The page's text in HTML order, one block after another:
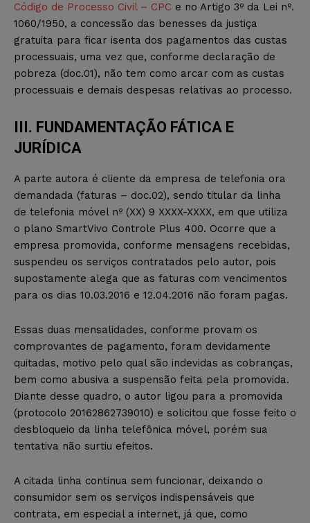
Código de Processo Civil – CPC e no Artigo 3º da Lei nº.
1060/1950, a concessão das benesses da justiça
gratuita para ficar isenta dos pagamentos das custas
processuais, uma vez que, conforme declaração de
pobreza (doc.01), não tem como arcar com as custas
processuais e demais despesas relativas ao processo.
III. FUNDAMENTAÇÃO FÁTICA E
JURÍDICA
A parte autora é cliente da empresa de telefonia ora
demandada (faturas – doc.02), sendo titular da linha
de telefonia móvel nº (XX) 9 XXXX-XXXX, em que utiliza
o plano SmartVivo Controle Plus 400. Ocorre que a
empresa promovida, conforme mensagens recebidas,
suspendeu os serviços contratados pelo autor, pois
supostamente alega que as faturas com vencimentos
para os dias 10.03.2016 e 12.04.2016 não foram pagas.
Essas duas mensalidades, conforme provam os
comprovantes de pagamento, foram devidamente
quitadas, motivo pelo qual são indevidas as cobranças,
bem como abusiva a suspensão feita pela promovida.
Diante desse quadro, o autor ligou para a promovida
(protocolo 20162862739010) e solicitou que fosse feito o
desbloqueio da linha telefônica móvel, porém sua
tentativa não surtiu efeitos.
A citada linha continua sem funcionar, deixando o
consumidor sem os serviços indispensáveis que
contrata, em especial a internet, já que, como